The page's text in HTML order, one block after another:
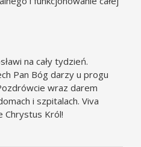
na cały tydzień.
Pan Bóg darzy u progu
wraz darem
i szpitalach. Viva
Chrystus Król!